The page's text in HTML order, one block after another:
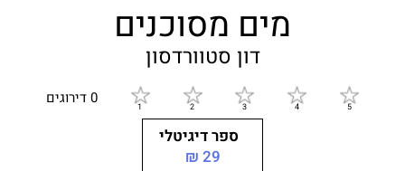
מים מסוכנים
דון סטוורדסון
0 דירוגים
ספר דיגיטלי
29 ₪